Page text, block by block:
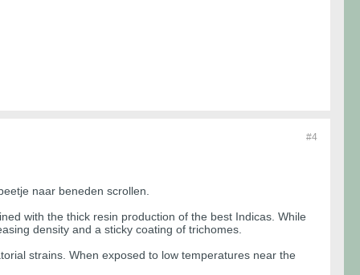
#4
naar beneden scrollen.
with the thick resin production of the best Indicas. While
density and a sticky coating of trichomes.
strains. When exposed to low temperatures near the